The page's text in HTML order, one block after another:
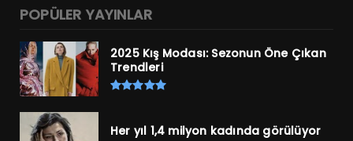
POPÜLER YAYINLAR
2025 Kış Modası: Sezonun Öne Çıkan
Trendleri
Her yıl 1,4 milyon kadında görülüyor